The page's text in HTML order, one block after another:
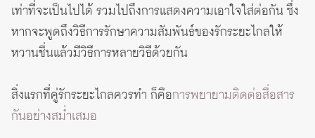
เท่าที่จะเป็นไปได้ รวมไปถึงการแสดงความเอาใจใส่ต่อกัน ซึ่ง
หากจะพูดถึงวิธีการรักษาความสัมพันธ์ของรักระยะไกลให้
หวานชื่นแล้วมีวิธีการหลายวิธีด้วยกัน
สิ่งแรกที่คู่รักระยะไกลควรทำ ก็คือการพยายามติดต่อสื่อสาร
กันอย่างสม่ำเสมอ